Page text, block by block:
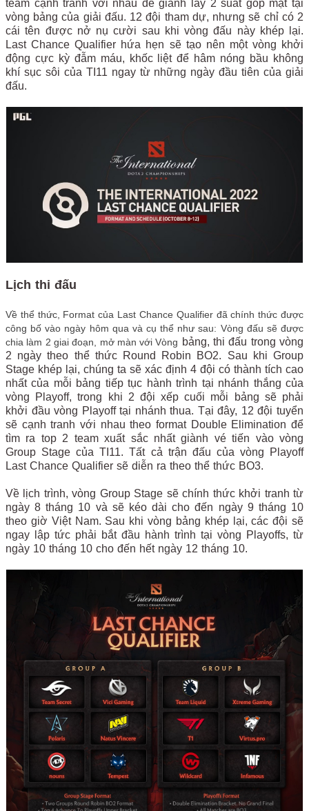
team cạnh tranh với nhau để giành lấy 2 suất góp mặt tại
vòng bảng của giải đấu. 12 đội tham dự, nhưng sẽ chỉ có 2
cái tên được nở nụ cười sau khi vòng đấu này khép lại.
Last Chance Qualifier hứa hẹn sẽ tạo nên một vòng khởi
động cực kỳ đẫm máu, khốc liệt để hâm nóng bầu không
khí sục sôi của TI11 ngay từ những ngày đầu tiên của giải
đấu.
Lịch thi đấu
Về thể thức, Format của Last Chance Qualifier đã chính thức được
công bố vào ngày hôm qua và cụ thể như sau: Vòng đấu sẽ được
chia làm 2 giai đoạn, mở màn với Vòng bảng, thi đấu trong vòng
2 ngày theo thể thức Round Robin BO2. Sau khi Group
Stage khép lại, chúng ta sẽ xác định 4 đội có thành tích cao
nhất của mỗi bảng tiếp tục hành trình tại nhánh thắng của
vòng Playoff, trong khi 2 đội xếp cuối mỗi bảng sẽ phải
khởi đầu vòng Playoff tại nhánh thua. Tại đây, 12 đội tuyển
sẽ cạnh tranh với nhau theo format Double Elimination để
tìm ra top 2 team xuất sắc nhất giành vé tiến vào vòng
Group Stage của TI11. Tất cả trận đấu của vòng Playoff
Last Chance Qualifier sẽ diễn ra theo thể thức BO3.
Về lịch trình, vòng Group Stage sẽ chính thức khởi tranh từ
ngày 8 tháng 10 và sẽ kéo dài cho đến ngày 9 tháng 10
theo giờ Việt Nam. Sau khi vòng bảng khép lại, các đội sẽ
ngay lập tức phải bắt đầu hành trình tại vòng Playoffs, từ
ngày 10 tháng 10 cho đến hết ngày 12 tháng 10.